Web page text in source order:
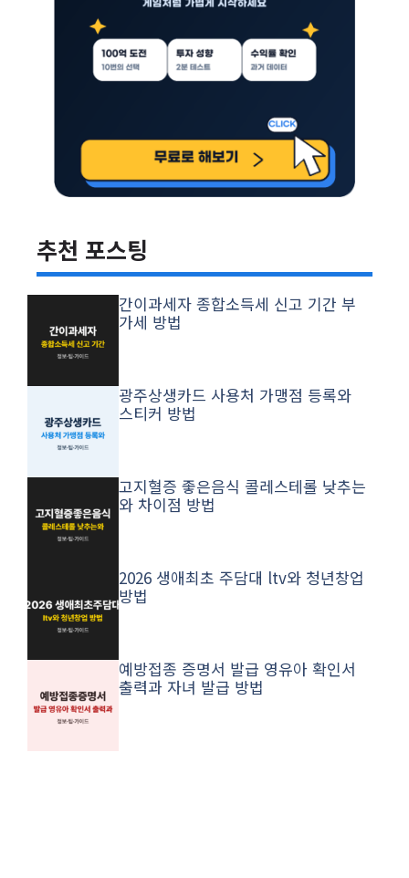
추천 포스팅
간이과세자 종합소득세 신고 기간 부
가세 방법
광주상생카드 사용처 가맹점 등록와
스티커 방법
고지혈증 좋은음식 콜레스테롤 낮추는
와 차이점 방법
2026 생애최초 주담대 ltv와 청년창업
방법
예방접종 증명서 발급 영유아 확인서
출력과 자녀 발급 방법